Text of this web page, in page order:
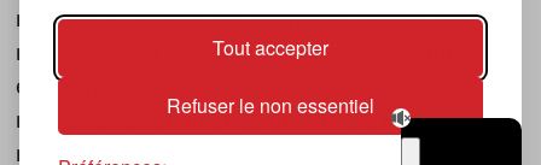
Tout accepter
Refuser le non essentiel
magazine, à l’affût des nouvelles tendances
musicales, qu’elles viennent de la musique
électronique, du rock ou du hip hop, et des
nouveaux phénomènes de société liés à la
musique.